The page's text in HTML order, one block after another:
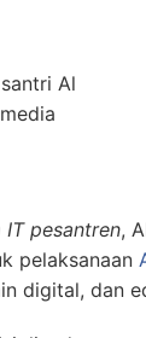
Al
pesantren,
pelaksanaan
digital, dan